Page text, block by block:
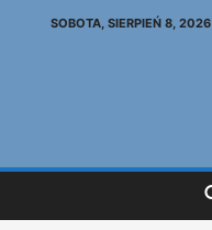
SOBOTA, SIERPIEŃ 8, 2026